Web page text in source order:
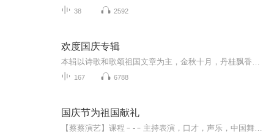
38 2592
欢度国庆专辑
167 6788
国庆节为祖国献礼